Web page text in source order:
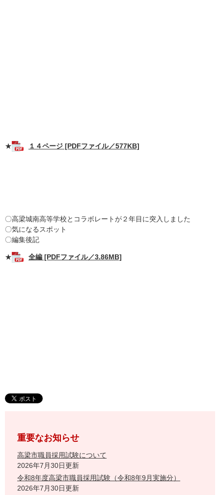
★ １４ページ [PDFファイル／577KB]
〇高梁城南高等学校とコラボレートが２年目に突入しました
〇気になるスポット
〇編集後記
★ 全編 [PDFファイル／3.86MB]
重要なお知らせ
高梁市職員採用試験について
2026年7月30日更新
令和8年度高梁市職員採用試験（令和8年9月実施分）
2026年7月30日更新